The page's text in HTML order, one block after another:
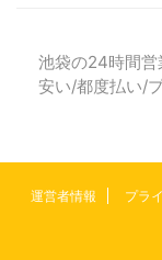
池袋の24時間営
安い/都度払い/
運営者情報 プラ